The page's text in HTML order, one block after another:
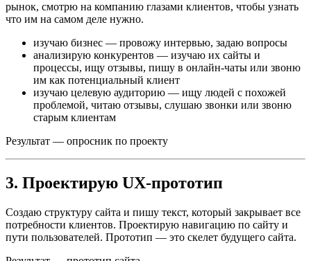
рынок, смотрю на компанию глазами клиентов, чтобы узнать
что им на самом деле нужно.
изучаю бизнес — провожу интервью, задаю вопросы
анализирую конкурентов — изучаю их сайты и
процессы, ищу отзывы, пишу в онлайн-чаты или звоню
им как потенциальный клиент
изучаю целевую аудиторию — ищу людей с похожей
проблемой, читаю отзывы, слушаю звонки или звоню
старым клиентам
Результат — опросник по проекту
3. Проектирую UX-прототип
Создаю структуру сайта и пишу текст, который закрывает все
потребности клиентов. Проектирую навигацию по сайту и
пути пользователей. Прототип — это скелет будущего сайта.